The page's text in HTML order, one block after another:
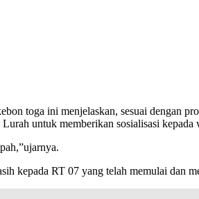
toga ini menjelaskan, sesuai dengan
untuk memberikan sosialisasi kepada
kepada RT 07 yang telah memulai dan